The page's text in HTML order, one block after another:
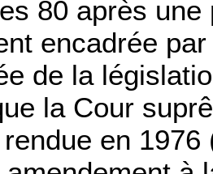
80 après
encadrée
de la
la Cour
en